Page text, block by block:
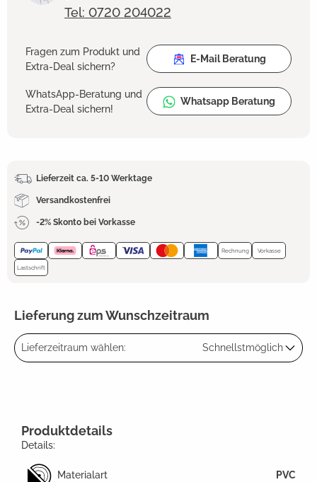
Tel: 0720 204022
Fragen zum Produkt und
Extra-Deal sichern?
E-Mail Beratung
WhatsApp-Beratung und
Extra-Deal sichern!
Whatsapp Beratung
Lieferzeit ca. 5-10 Werktage
Versandkostenfrei
-2% Skonto bei Vorkasse
Rechnung Vorkasse
Lastschrift
Lieferung zum Wunschzeitraum
Lieferzeitraum wählen: Schnellstmöglich
Produktdetails
Details:
Materialart PVC